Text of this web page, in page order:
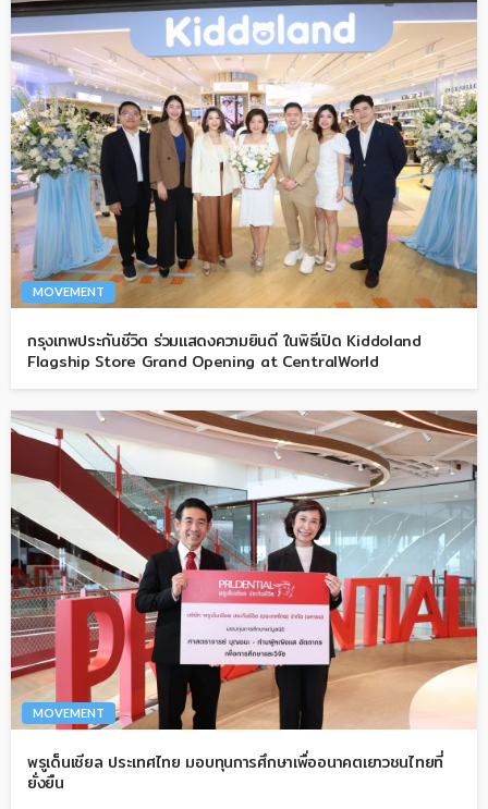
MOVEMENT
กรุงเทพประกันชีวิต ร่วมแสดงความยินดี ในพิธีเปิด Kiddoland
Flagship Store Grand Opening at CentralWorld
MOVEMENT
พรูเด็นเชียล ประเทศไทย มอบทุนการศึกษาเพื่ออนาคตเยาวชนไทยที่
ยั่งยืน